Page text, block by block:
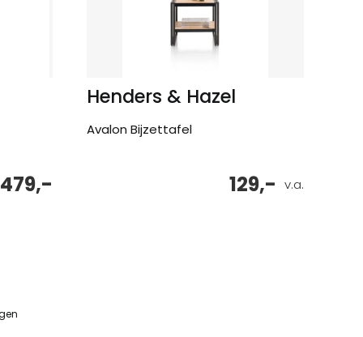
479,-
Henders & Hazel
Avalon Bijzettafel
v.a.
129,-